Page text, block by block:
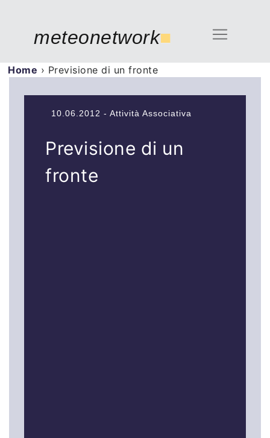
meteonetwork■
Home › Previsione di un fronte
10.06.2012 - Attività Associativa
Previsione di un
fronte